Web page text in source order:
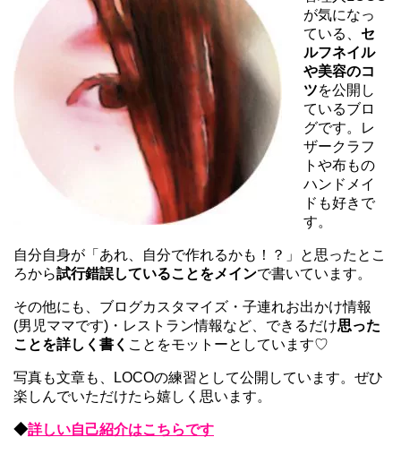
が気になっ
ている、 セ
ルフネイル
や美容のコ
ツを公開し
ているブロ
グです。レ
ザークラフ
トや布もの
ハンドメイ
ドも好きで
す。
自分自身が「あれ、自分で作れるかも！？」と思ったとこ
ろから試行錯誤していることをメインで書いています。
その他にも、ブログカスタマイズ・子連れお出かけ情報
(男児ママです)・レストラン情報など、できるだけ思った
ことを詳しく書く ことをモットーとしています♡
写真も文章も、LOCOの練習として公開しています。ぜひ
楽しんでいただけたら嬉しく思います。
◆詳しい自己紹介はこちらです